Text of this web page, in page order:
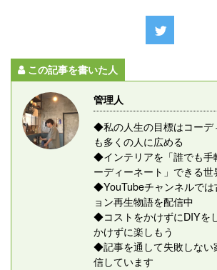
この記事を書いた人
管理人
◆私の人生の目標はコーデ
も多くの人に広める
◆インテリアを「誰でも手
ーディーネート」できる世
◆YouTubeチャンネルでは
ョン再生物語を配信中
◆コストをかけずにDIYを
かけずに楽しもう
◆記事を通して失敗しない
信しています